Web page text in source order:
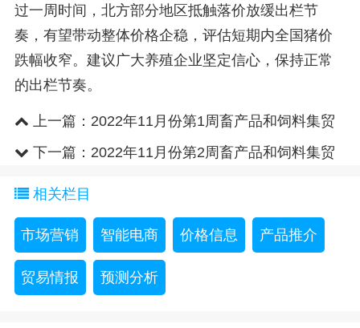
过一周时间，北方部分地区抵触落价放缓出栏节
奏，有望带动整体价格企稳，评估短期内全国猪价
跌幅收窄。建议广大养殖企业坚定信心，保持正常
的出栏节奏。
上一篇： 2022年11月份第1周畜产品和饲料集贸
市场价格情况
下一篇： 2022年11月份第2周畜产品和饲料集贸
相关栏目
市场营销 智能电商 价格信息 产品推介
贸易情报 预测分析